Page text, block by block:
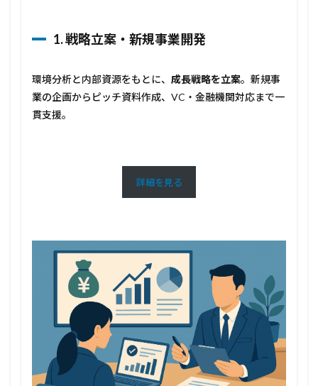
1. 戦略立案・新規事業開発
環境分析と内部資源をもとに、 成長戦略を立案。新規事
業の企画からピッチ資料作成、VC・金融機関対応まで一
貫支援。
詳細を見る